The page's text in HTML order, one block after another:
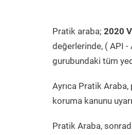
Pratik araba; 2020
değerlerinde, ( API -
gurubundaki tüm
Ayrıca Pratik
koruma kanunu
Pratik Araba,